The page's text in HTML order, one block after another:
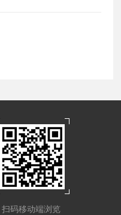
扫码移动端浏览